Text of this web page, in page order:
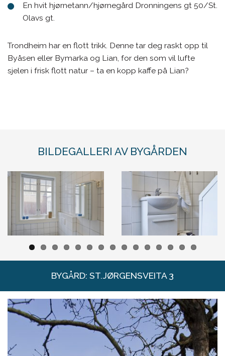
En hvit hjørnetann/hjørnegård Dronningens gt 50/St.
Olavs gt.
Trondheim har en flott trikk. Denne tar deg raskt opp til
Byåsen eller Bymarka og Lian, for den som vil lufte
sjelen i frisk flott natur – ta en kopp kaffe på Lian?
BILDEGALLERI AV BYGÅRDEN
BYGÅRD: ST.JØRGENSVEITA 3